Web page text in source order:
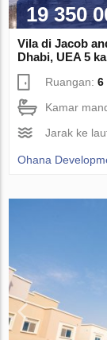
19 350
Vila di Jacob
Dhabi, UEA 5
Ruangan:6
Kamar
Jarak ke
Ohana